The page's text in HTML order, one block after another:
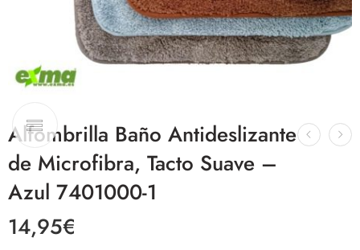
Alfombrilla Baño Antideslizante
de Microfibra, Tacto Suave –
Azul 7401000-1
14,95€